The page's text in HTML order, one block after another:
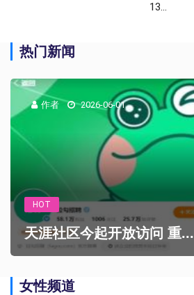
13...
热门新闻
作者 2026-06-01
HOT
天涯社区今起开放访问 重...
女性频道